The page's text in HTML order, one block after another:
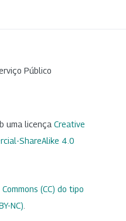
Público
uma licença Creative
ShareAlike 4.0
(CC) do tipo
NC)